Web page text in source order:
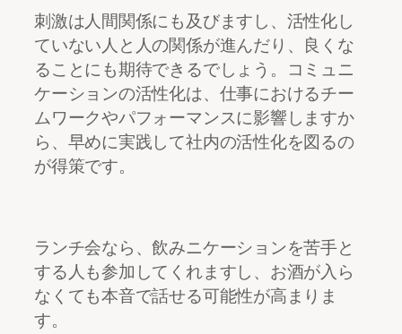
刺激は人間関係にも及びますし、活性化し
ていない人と人の関係が進んだり、良くな
ることにも期待できるでしょう。コミュニ
ケーションの活性化は、仕事におけるチー
ムワークやパフォーマンスに影響しますか
ら、早めに実践して社内の活性化を図るの
が得策です。
ランチ会なら、飲みニケーションを苦手と
する人も参加してくれますし、お酒が入ら
なくても本音で話せる可能性が高まりま
す。